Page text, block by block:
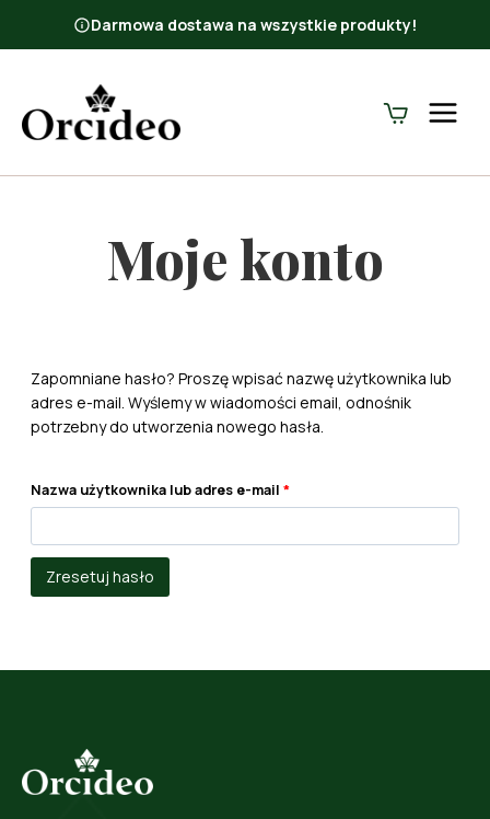
Darmowa dostawa na wszystkie produkty!
Moje konto
Zapomniane hasło? Proszę wpisać nazwę użytkownika lub
adres e-mail. Wyślemy w wiadomości email, odnośnik
potrzebny do utworzenia nowego hasła.
Nazwa użytkownika lub adres e-mail *W
Zresetuj hasło